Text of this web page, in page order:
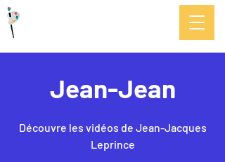
Jean-Jean
Découvre les vidéos de Jean-Jacques
Leprince